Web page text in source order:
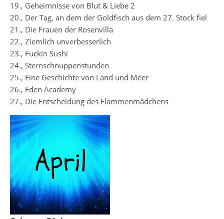
19., Geheimnisse von Blut & Liebe 2
20., Der Tag, an dem der Goldfisch aus dem 27. Stock fiel
21., Die Frauen der Rosenvilla
22., Ziemlich unverbesserlich
23., Fuckin Sushi
24., Sternschnuppenstunden
25., Eine Geschichte von Land und Meer
26., Eden Academy
27., Die Entscheidung des Flammenmädchens